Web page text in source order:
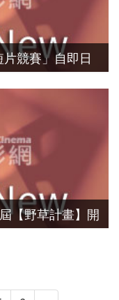
片競賽」自即日
獎金新臺幣135
【野草計畫】開